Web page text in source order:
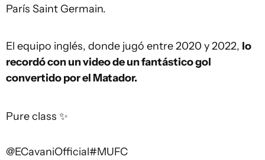
París Saint Germain.
El equipo inglés, donde jugó entre 2020 y 2022, lo
recordó con un video de un fantástico gol
convertido por el Matador.
Pure class ✨
@ECavaniOfficial#MUFC